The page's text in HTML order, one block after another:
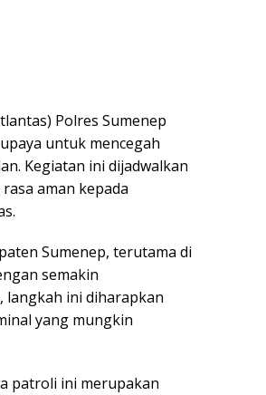
Polres Sumenep
untuk mencegah
Kegiatan ini dijadwalkan
aman kepada
Sumenep, terutama di
semakin
langkah ini diharapkan
yang mungkin
patroli ini merupakan